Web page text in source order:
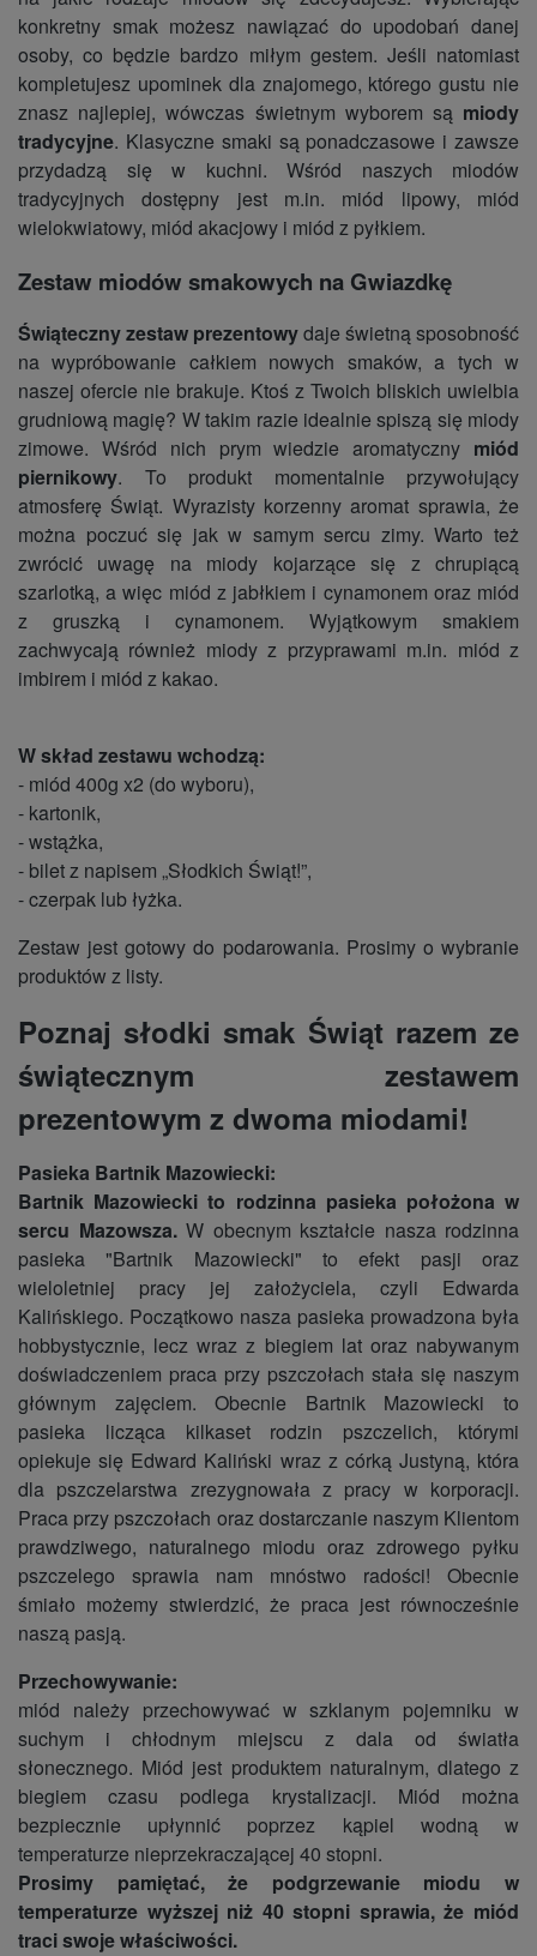
konkretny smak możesz nawiązać do upodobań danej
osoby, co będzie bardzo miłym gestem. Jeśli natomiast
kompletujesz upominek dla znajomego, którego gustu nie
znasz najlepiej, wówczas świetnym wyborem są miody
tradycyjne. Klasyczne smaki są ponadczasowe i zawsze
przydadzą się w kuchni. Wśród naszych miodów
tradycyjnych dostępny jest m.in. miód lipowy, miód
wielokwiatowy, miód akacjowy i miód z pyłkiem.
Zestaw miodów smakowych na Gwiazdkę
Świąteczny zestaw prezentowydaje świetną sposobność
na wypróbowanie całkiem nowych smaków, a tych w
naszej ofercie nie brakuje. Ktoś z Twoich bliskich uwielbia
grudniową magię? W takim razie idealnie spiszą się miody
zimowe. Wśród nich prym wiedzie aromatyczny miód
piernikowy. To produkt momentalnie przywołujący
atmosferę Świąt. Wyrazisty korzenny aromat sprawia, że
można poczuć się jak w samym sercu zimy. Warto też
zwrócić uwagę na miody kojarzące się z chrupiącą
szarlotką, a więc miód z jabłkiem i cynamonem oraz miód
z gruszką i cynamonem. Wyjątkowym smakiem
zachwycają również miody z przyprawami m.in. miód z
imbirem i miód z kakao.
W skład zestawu wchodzą:
- miód 400g x2 (do wyboru),
- kartonik,
- wstążka,
- bilet z napisem „Słodkich Świąt!”,
- czerpak lub łyżka.
Zestaw jest gotowy do podarowania. Prosimy o wybranie
produktów z listy.
Poznaj słodki smak Świąt razem ze
świątecznym zestawem
prezentowym z dwoma miodami!
Pasieka Bartnik Mazowiecki:
Bartnik Mazowiecki to rodzinna pasieka położona w
sercu Mazowsza.W obecnym kształcie nasza rodzinna
pasieka "Bartnik Mazowiecki" to efekt pasji oraz
wieloletniej pracy jej założyciela, czyli Edwarda
Kalińskiego. Początkowo nasza pasieka prowadzona była
hobbystycznie, lecz wraz z biegiem lat oraz nabywanym
doświadczeniem praca przy pszczołach stała się naszym
głównym zajęciem. Obecnie Bartnik Mazowiecki to
pasieka licząca kilkaset rodzin pszczelich, którymi
opiekuje się Edward Kaliński wraz z córką Justyną, która
dla pszczelarstwa zrezygnowała z pracy w korporacji.
Praca przy pszczołach oraz dostarczanie naszym Klientom
prawdziwego, naturalnego miodu oraz zdrowego pyłku
pszczelego sprawia nam mnóstwo radości! Obecnie
śmiało możemy stwierdzić, że praca jest równocześnie
naszą pasją.
Przechowywanie:
miód należy przechowywać w szklanym pojemniku w
suchym i chłodnym miejscu z dala od światła
słonecznego. Miód jest produktem naturalnym, dlatego z
biegiem czasu podlega krystalizacji. Miód można
bezpiecznie upłynnić poprzez kąpiel wodną w
temperaturze nieprzekraczającej 40 stopni.
Prosimy pamiętać, że podgrzewanie miodu w
temperaturze wyższej niż 40 stopni sprawia, że miód
traci swoje właściwości.